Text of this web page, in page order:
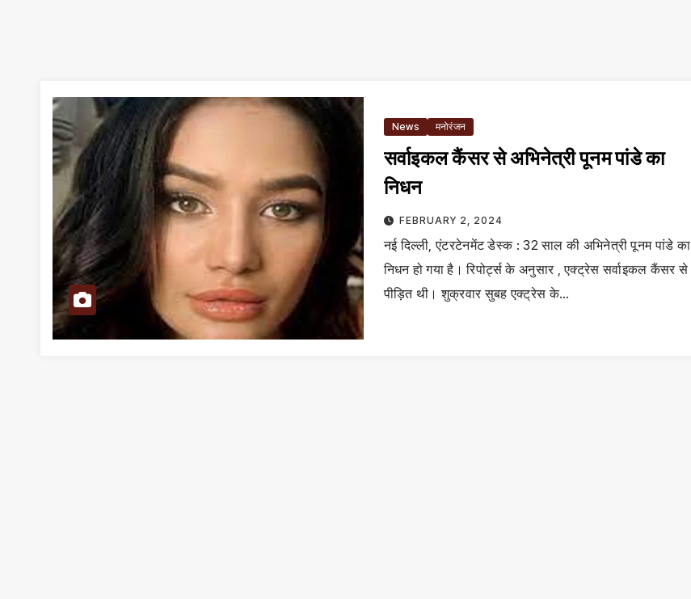
News मनोरंजन
सर्वाइकल कैंसर से अभिनेत्री पूनम पांडे का
निधन
FEBRUARY 2, 2024
नई दिल्ली, एंटरटेनमेंट डेस्क : 32 साल की अभिनेत्री पूनम पांडे का
निधन हो गया है। रिपोर्ट्स के अनुसार , एक्ट्रेस सर्वाइकल कैंसर से
पीड़ित थी। शुक्रवार सुबह एक्ट्रेस के…